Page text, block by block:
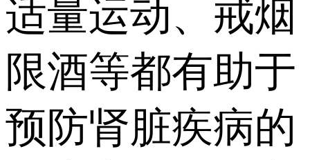
适量运动、戒烟
限酒等都有助于
预防肾脏疾病的